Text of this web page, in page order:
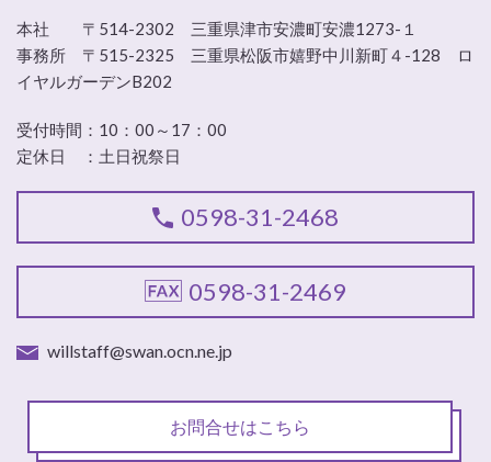
本社 〒514-2302 三重県津市安濃町安濃1273-１
事務所 〒515-2325 三重県松阪市嬉野中川新町４-128 ロ
イヤルガーデンB202
受付時間： 10：00～17：00
定休日 ： 土日祝祭日
0598-31-2468
0598-31-2469
willstaff@swan.ocn.ne.jp
お問合せはこちら